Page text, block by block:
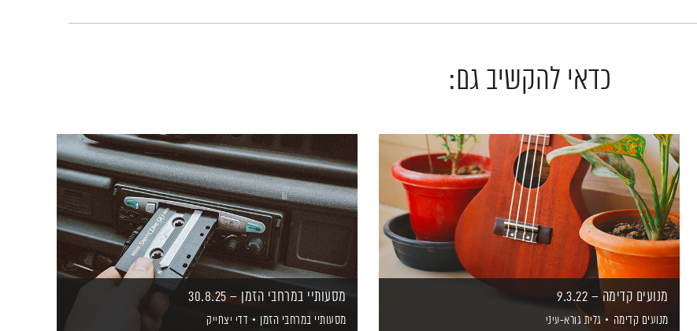
כדאי להקשיב גם:
מנועים קדימה – 9.3.22
מנועים קדימה גלית גורא-עיני
מסעותיי במרחבי הזמן – 30.8.25
מסעותיי במרחבי הזמן דדי יצחייק